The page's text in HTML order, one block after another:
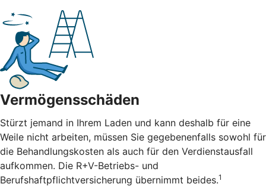
Vermögensschäden
Stürzt jemand in Ihrem Laden und kann deshalb für eine
Weile nicht arbeiten, müssen Sie gegebenenfalls sowohl für
die Behandlungskosten als auch für den Verdienstausfall
aufkommen. Die R+V-Betriebs- und
Berufshaftpflichtversicherung übernimmt beides.1